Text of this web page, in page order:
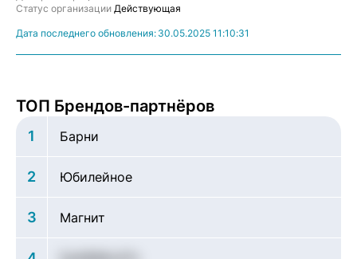
Статус организации Действующая
Дата последнего обновления: 30.05.2025 11:10:31
ТОП Брендов-партнёров
1 Барни
2 Юбилейное
3 Магнит